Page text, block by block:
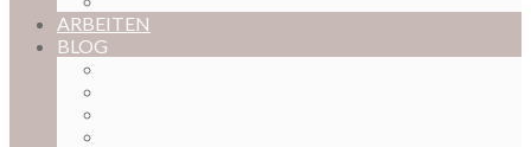
ARBEITEN
BLOG